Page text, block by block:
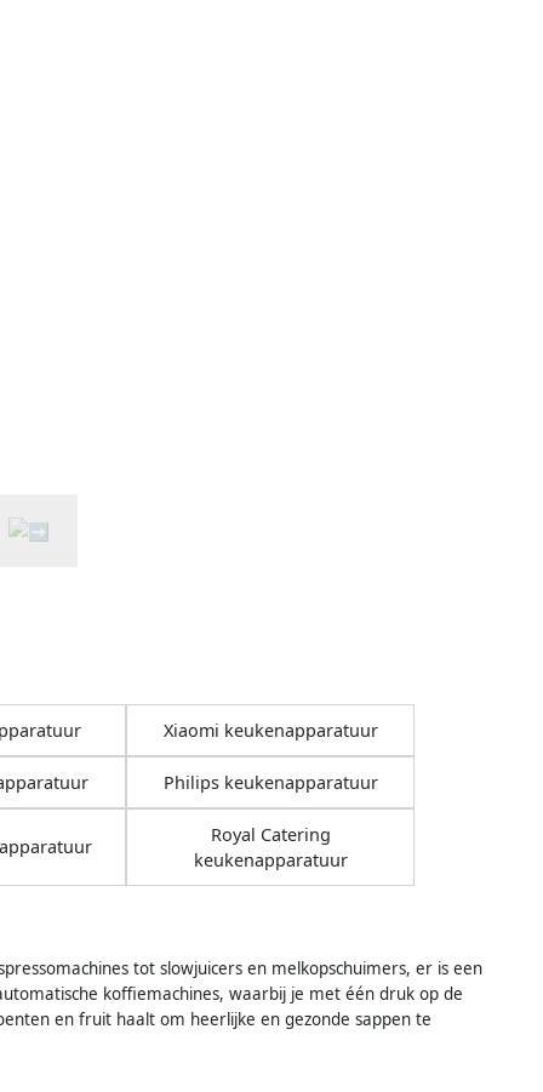
Xiaomi keukenapparatuur
Philips keukenapparatuur
Royal Catering
keukenapparatuur
tot slowjuicers en melkopschuimers, er is een
koffiemachines, waarbij je met één druk op de
en fruit haalt om heerlijke en gezonde sappen te